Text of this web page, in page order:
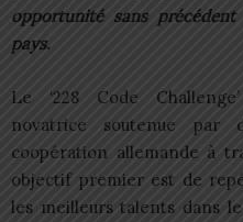
opportunité sans
pays.
Le ‘228 Code
novatrice soutenue par
coopération allemande à
objectif premier est de
les meilleurs talents dans